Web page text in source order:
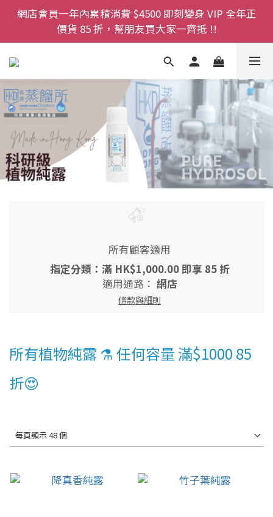
登記成為網店會員，即送$50購物金即刻用!!
首次購買 啤酒花咖啡因洗髮液 享8折優惠 不限購買量
網店會員一年內累積消費 $4500 即刻變身 VIP 全年正
價貨 85 折，幫朋友買大家一齊抵 !!
今期優惠!! 濕疹救星 濕疹專用噴霧 買一枝送一件 50克
裝 濕疹舒敏膏   幼兒適用
登記成為網店會員，即送$50購物金即刻用!!
首次購買 啤酒花咖啡因洗髮液 享8折優惠 不限購買量
所有顧客適用
指定分類：滿 HK$1,000.00 即享 85 折
適用通路： 網店
條款與細則
所有植物純露 ⚗️ 任何容量 滿$1000 85
折😍
每頁顯示 48 個